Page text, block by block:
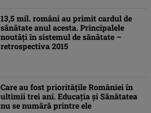
13,5 mil. români au primit cardul de
sănătate anul acesta. Principalele
noutăţi în sistemul de sănătate –
retrospectiva 2015
Care au fost priorităţile României în
ultimii trei ani. Educaţia şi Sănătatea
nu se numără printre ele